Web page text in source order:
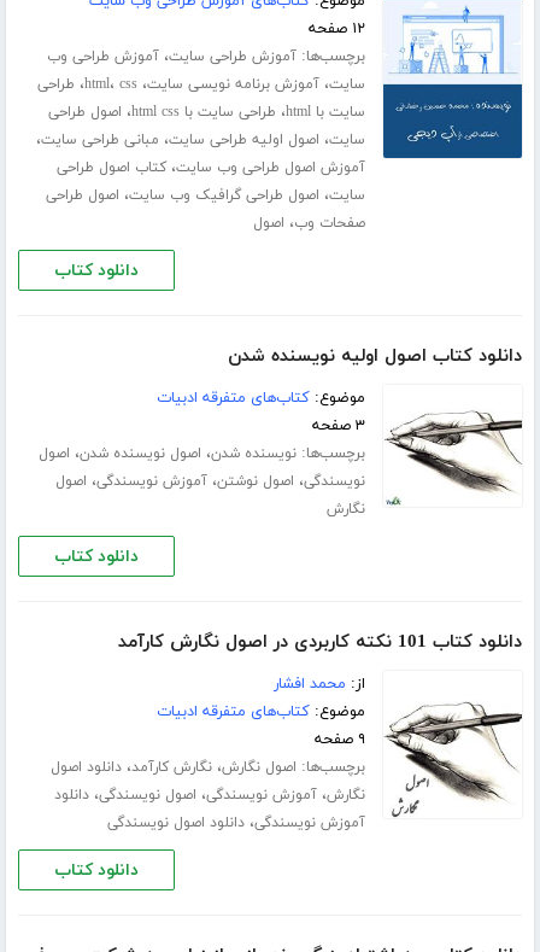
۱۲ صفحه
برچسب‌ها:آموزش طراحی سایت،آموزش طراحی وب
سایت،آموزش برنامه نویسی سایت، html، css ، طراحی
سایت با html
، طراحی سایت با html css ، اصول طراحی
سایت، اصول اولیه طراحی سایت، مبانی طراحی سایت،
آموزش اصول طراحی وب سایت،کتاب اصول طراحی
سایت، اصول طراحی گرافیک وب سایت، اصول طراحی
صفحات وب، اصول
دانلود کتاب
دانلود کتاب اصول اولیه نویسنده شدن
موضوع:کتاب‌های متفرقه ادبیات
۳ صفحه
برچسب‌ها:نویسنده شدن، اصول نویسنده شدن، اصول
نویسندگی، اصول نوشتن،آموزش نویسندگی، اصول
نگارش
دانلود کتاب
دانلود کتاب 101 نکته کاربردی در اصول نگارش کارآمد
از: محمد افشار
موضوع:کتاب‌های متفرقه ادبیات
۹ صفحه
برچسب‌ها: اصول نگارش،نگارش کارآمد،دانلود اصول
نگارش،آموزش نویسندگی، اصول نویسندگی،دانلود
آموزش نویسندگی،دانلود اصول نویسندگی
دانلود کتاب